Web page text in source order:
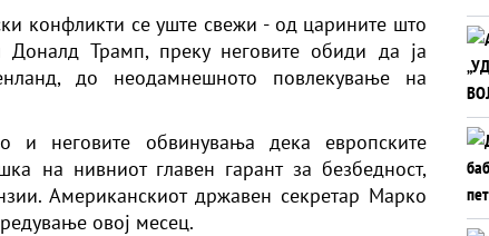
конфликти се уште свежи - од царините што
Доналд Трамп, преку неговите обиди да ја
до неодамнешното повлекување на
и неговите обвинувања дека европските
на нивниот главен гарант за безбедност,
Американскиот државен секретар Марко
овој месец.